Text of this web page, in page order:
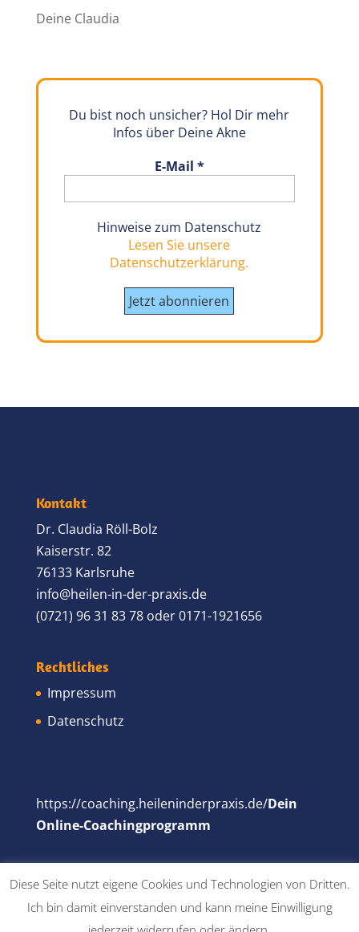
Deine Claudia
Du bist noch unsicher? Hol Dir mehr
Infos über Deine Akne
E-Mail *
Hinweise zum Datenschutz
Lesen Sie unsere
Datenschutzerklärung.
Kontakt
Dr. Claudia Röll-Bolz
Kaiserstr. 82
76133 Karlsruhe
info@heilen-in-der-praxis.de
(0721) 96 31 83 78 oder 0171-1921656
Rechtliches
Impressum
Datenschutz
https://coaching.heileninderpraxis.de/Dein
Online-Coachingprogramm
Diese Seite nutzt eigene Cookies und Technologien von Dritten.
Ich bin damit einverstanden und kann meine Einwilligung